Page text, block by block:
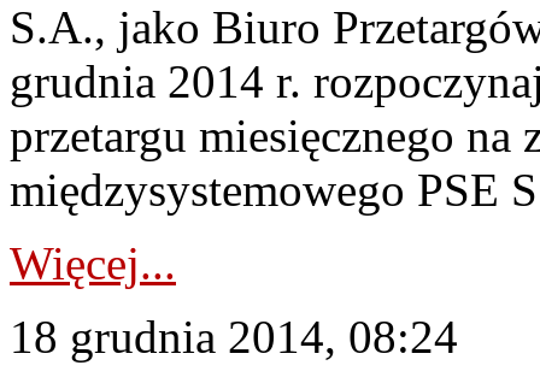
S.A., jako Biuro
grudnia 2014 r.
przetargu miesięcznego na
międzysystemowego PSE
Więcej...
18 grudnia 2014, 08:24